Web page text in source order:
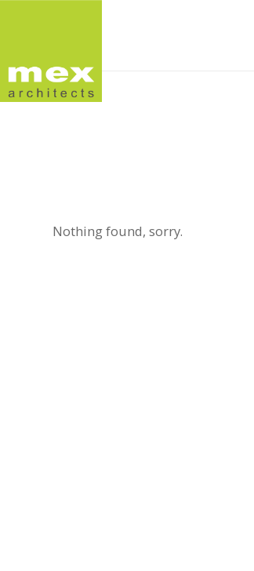
Nothing found, sorry.